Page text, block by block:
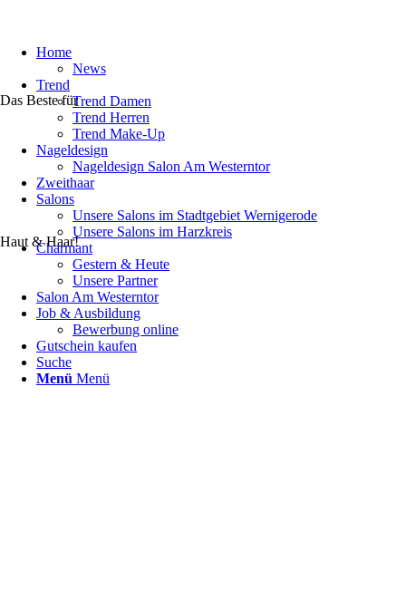
Das Beste für
Haut & Haar!
Home
News
Trend
Trend Damen
Trend Herren
Trend Make-Up
Nageldesign
Nageldesign Salon Am Westerntor
Zweithaar
Salons
Unsere Salons im Stadtgebiet Wernigerode
Unsere Salons im Harzkreis
Charmant
Gestern & Heute
Unsere Partner
Salon Am Westerntor
Job & Ausbildung
Bewerbung online
Gutschein kaufen
Suche
Menü Menü